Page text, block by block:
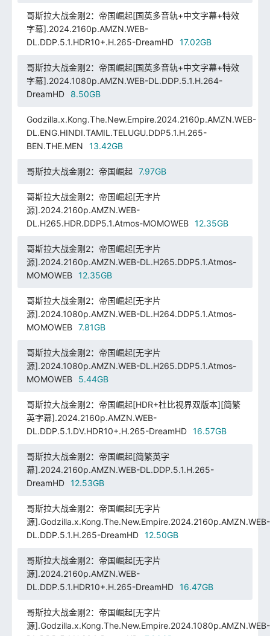
哥斯拉大战金刚2：帝国崛起[国英多音轨+中文字幕+特效
字幕].2024.2160p.AMZN.WEB-
DL.DDP.5.1.HDR10+.H.265-DreamHD
17.02GB
哥斯拉大战金刚2：帝国崛起[国英多音轨+中文字幕+特效
字幕].2024.1080p.AMZN.WEB-DL.DDP.5.1.H.264-
DreamHD
8.50GB
Godzilla.x.Kong.The.New.Empire.2024.2160p.AMZN.WEB-
DL.ENG.HINDI.TAMIL.TELUGU.DDP5.1.H.265-
BEN.THE.MEN
13.42GB
哥斯拉大战金刚2：帝国崛起 7.97GB
哥斯拉大战金刚2：帝国崛起[无字片
源].2024.2160p.AMZN.WEB-
DL.H265.HDR.DDP5.1.Atmos-MOMOWEB
12.35GB
哥斯拉大战金刚2：帝国崛起[无字片
源].2024.2160p.AMZN.WEB-DL.H265.DDP5.1.Atmos-
MOMOWEB
12.35GB
哥斯拉大战金刚2：帝国崛起[无字片
源].2024.1080p.AMZN.WEB-DL.H264.DDP5.1.Atmos-
MOMOWEB
7.81GB
哥斯拉大战金刚2：帝国崛起[无字片
源].2024.1080p.AMZN.WEB-DL.H265.DDP5.1.Atmos-
MOMOWEB
5.44GB
哥斯拉大战金刚2：帝国崛起[HDR+杜比视界双版本][简繁
英字幕].2024.2160p.AMZN.WEB-
DL.DDP.5.1.DV.HDR10+.H.265-DreamHD
16.57GB
哥斯拉大战金刚2：帝国崛起[简繁英字
幕].2024.2160p.AMZN.WEB-DL.DDP.5.1.H.265-
DreamHD
12.53GB
哥斯拉大战金刚2：帝国崛起[无字片
源].Godzilla.x.Kong.The.New.Empire.2024.2160p.AMZN.WEB-
DL.DDP.5.1.H.265-DreamHD
12.50GB
哥斯拉大战金刚2：帝国崛起[无字片
源].2024.2160p.AMZN.WEB-
DL.DDP.5.1.HDR10+.H.265-DreamHD
16.47GB
哥斯拉大战金刚2：帝国崛起[无字片
源].Godzilla.x.Kong.The.New.Empire.2024.1080p.AMZN.WEB-